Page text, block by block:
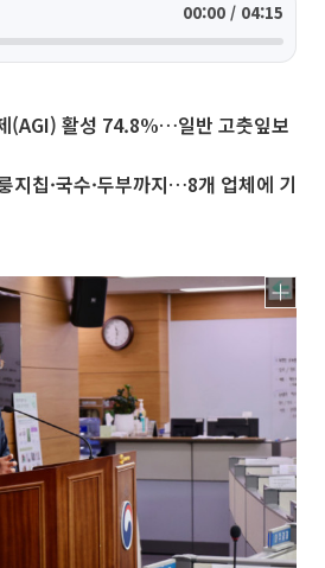
00:00 / 04:15
(AGI) 활성 74.8%…일반 고춧잎보
지칩·국수·두부까지…8개 업체에 기